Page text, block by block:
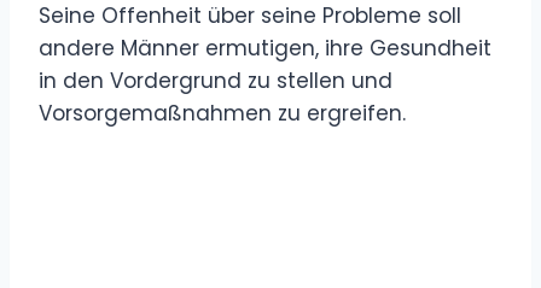
Seine Offenheit über seine Probleme soll
andere Männer ermutigen, ihre Gesundheit
in den Vordergrund zu stellen und
Vorsorgemaßnahmen zu ergreifen.